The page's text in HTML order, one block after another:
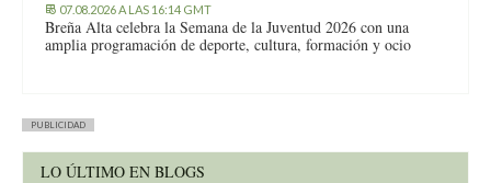
07.08.2026 A LAS 16:14 GMT
Breña Alta celebra la Semana de la Juventud 2026 con una
amplia programación de deporte, cultura, formación y ocio
PUBLICIDAD
LO ÚLTIMO EN BLOGS